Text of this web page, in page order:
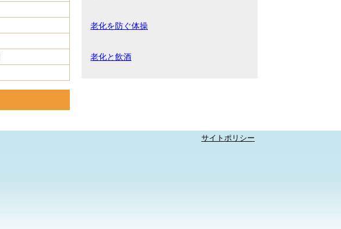
老化を防ぐ体操
老化と飲酒
サイトポリシー